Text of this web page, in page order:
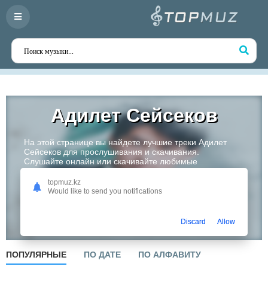
Адилет Сейсеков
На этой странице вы найдете лучшие треки Адилет
Сейсеков для прослушивания и скачивания.
Слушайте онлайн или скачивайте любимые
композиции в высоком качестве. Откройте для себя
творчество одного из самых перспективных артистов
Казахстана!
ПОПУЛЯРНЫЕ ПО ДАТЕ ПО АЛФАВИТУ
topmuz.kz
Would like to send you notifications
Discard Allow